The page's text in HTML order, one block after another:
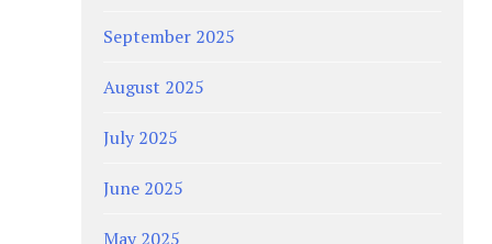
September 2025
August 2025
July 2025
June 2025
May 2025